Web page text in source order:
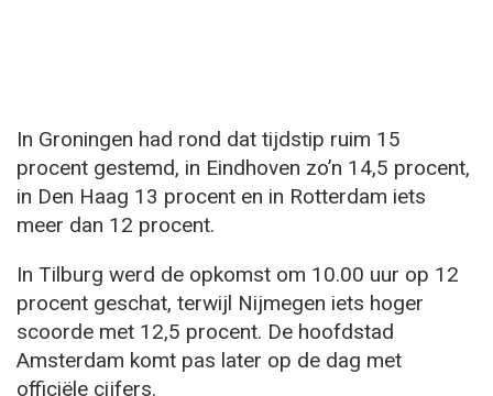
In Groningen had rond dat tijdstip ruim 15
procent gestemd, in Eindhoven zo’n 14,5 procent,
in Den Haag 13 procent en in Rotterdam iets
meer dan 12 procent.
In Tilburg werd de opkomst om 10.00 uur op 12
procent geschat, terwijl Nijmegen iets hoger
scoorde met 12,5 procent. De hoofdstad
Amsterdam komt pas later op de dag met
officiële cijfers.